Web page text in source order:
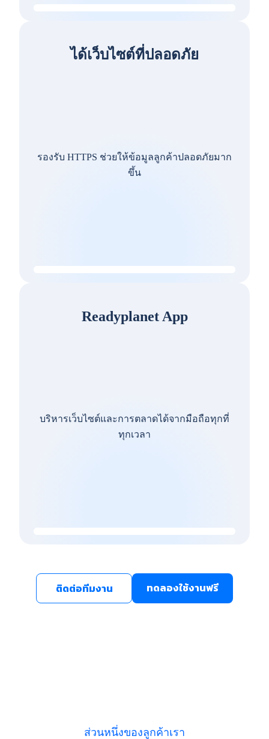
ได้เว็บไซต์ที่ปลอดภัย
รองรับ HTTPS ช่วยให้ข้อมูลลูกค้าปลอดภัยมาก
ขึ้น
Readyplanet App
บริหารเว็บไซต์และการตลาดได้จากมือถือทุกที่
ทุกเวลา
ติดต่อทีมงาน ทดลองใช้งานฟรี
ส่วนหนึ่งของลูกค้าเรา